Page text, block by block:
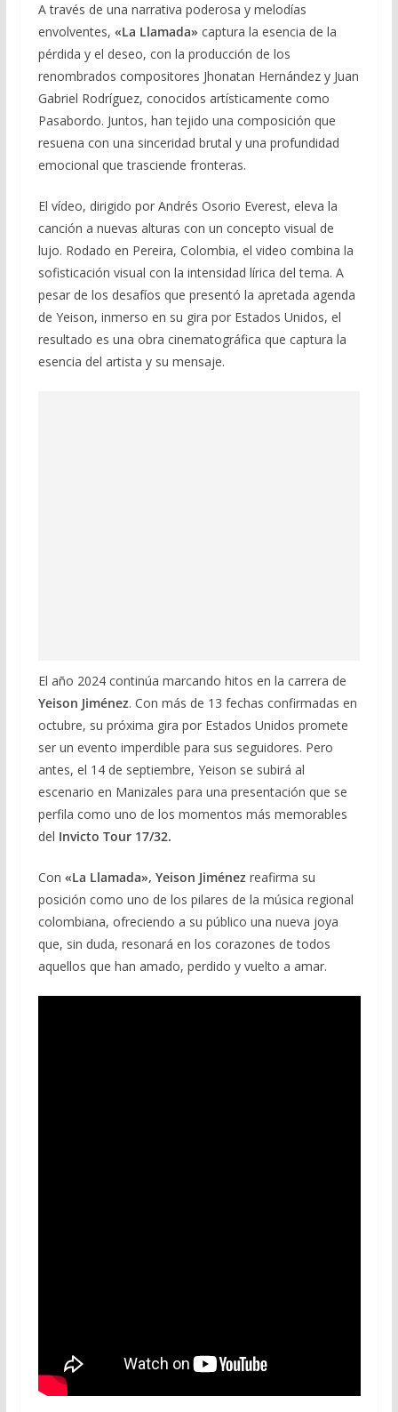
A través de una narrativa poderosa y melodías
envolventes, «La Llamada» captura la esencia de la
pérdida y el deseo, con la producción de los
renombrados compositores Jhonatan Hernández y Juan
Gabriel Rodríguez, conocidos artísticamente como
Pasabordo. Juntos, han tejido una composición que
resuena con una sinceridad brutal y una profundidad
emocional que trasciende fronteras.
El vídeo, dirigido por Andrés Osorio Everest, eleva la
canción a nuevas alturas con un concepto visual de
lujo. Rodado en Pereira, Colombia, el video combina la
sofisticación visual con la intensidad lírica del tema. A
pesar de los desafíos que presentó la apretada agenda
de Yeison, inmerso en su gira por Estados Unidos, el
resultado es una obra cinematográfica que captura la
esencia del artista y su mensaje.
El año 2024 continúa marcando hitos en la carrera de
Yeison Jiménez. Con más de 13 fechas confirmadas en
octubre, su próxima gira por Estados Unidos promete
ser un evento imperdible para sus seguidores. Pero
antes, el 14 de septiembre, Yeison se subirá al
escenario en Manizales para una presentación que se
perfila como uno de los momentos más memorables
del Invicto Tour 17/32.
Con «La Llamada», Yeison Jiménezreafirma su
posición como uno de los pilares de la música regional
colombiana, ofreciendo a su público una nueva joya
que, sin duda, resonará en los corazones de todos
aquellos que han amado, perdido y vuelto a amar.